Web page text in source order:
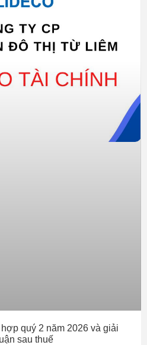
quý 2 năm 2026 và giải
sau thuế